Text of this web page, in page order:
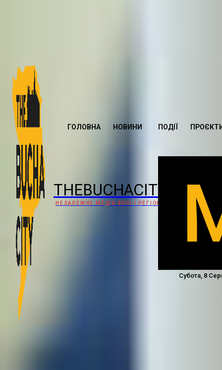
THEBUCHACITY
НЕЗАЛЕЖНЕ МЕДІА БУЧІ І РЕГІОНУ
ГОЛОВНА НОВИНИ ПОДІЇ
Субота, 8